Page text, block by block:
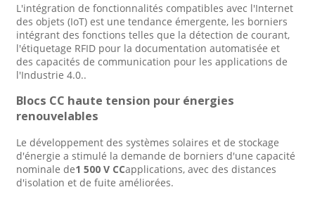
L'intégration de fonctionnalités compatibles avec l'Internet
des objets (IoT) est une tendance émergente, les borniers
intégrant des fonctions telles que la détection de courant,
l'étiquetage RFID pour la documentation automatisée et
des capacités de communication pour les applications de
l'Industrie 4.0..
Blocs CC haute tension pour énergies
renouvelables
Le développement des systèmes solaires et de stockage
d'énergie a stimulé la demande de borniers d'une capacité
nominale de1 500 V CCapplications, avec des distances
d'isolation et de fuite améliorées.